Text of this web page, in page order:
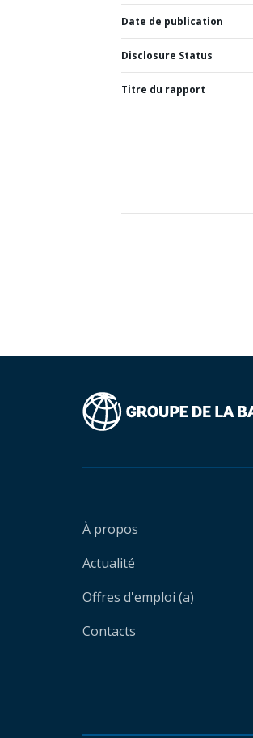
Date de publication
Disclosure Status
Titre du rapport
À propos
Actualité
Offres d'emploi (a)
Contacts